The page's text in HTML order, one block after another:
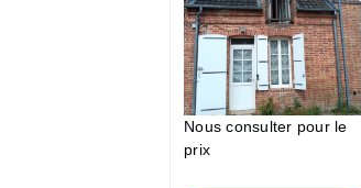
Nous consulter pour le
prix